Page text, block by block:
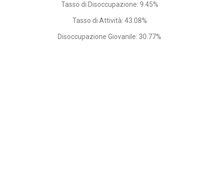
Tasso di Disoccupazione: 9.45%
Tasso di Attività: 43.08%
Disoccupazione Giovanile: 30.77%